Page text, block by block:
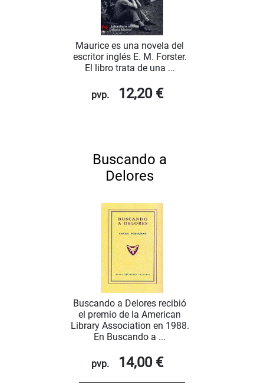
Maurice es una novela del
escritor inglés E. M. Forster.
El libro trata de una ...
pvp. 12,20 €
Buscando a
Delores
Buscando a Delores recibió
el premio de la American
Library Association en 1988.
En Buscando a ...
pvp. 14,00 €